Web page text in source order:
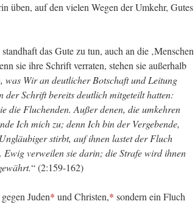
üben, auf den vielen Wegen der Umkehr, Gutes
das Gute zu tun, auch an die ‚Menschen
sie ihre Schrift verraten, stehen sie außerhalb
was Wir an deutlicher Botschaft und Leitung
der Schrift bereits deutlich mitgeteilt hatten:
die Fluchenden. Außer denen, die umkehren
Ich mich zu; denn Ich bin der Vergebende,
stirbt, auf ihnen lastet der Fluch
Ewig verweilen sie darin; die Strafe wird ihnen
“ (2:159-162)
Juden* und Christen,* sondern ein Fluch